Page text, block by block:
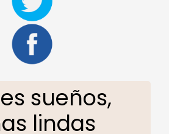
sueños,
lindas